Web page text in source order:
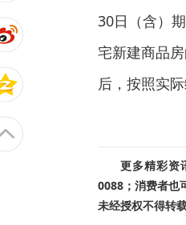
30日（含）
宅新建商品
后，按照实
更多精彩资
0088；消费者也
未经授权不得转